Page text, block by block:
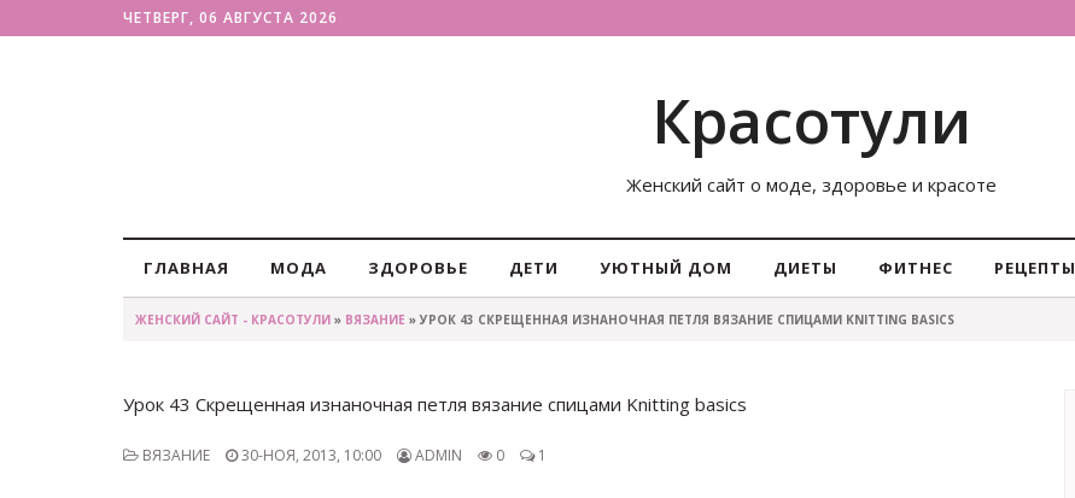
ЧЕТВЕРГ, 06 АВГУСТА 2026
Красотули
Женский сайт о моде, здоровье и красоте
ГЛАВНАЯ МОДА ЗДОРОВЬЕ ДЕТИ УЮТНЫЙ ДОМ ДИЕТЫ ФИТНЕС РЕЦЕПТЫ
ЖЕНСКИЙ САЙТ - КРАСОТУЛИ » ВЯЗАНИЕ » УРОК 43 СКРЕЩЕННАЯ ИЗНАНОЧНАЯ ПЕТЛЯ ВЯЗАНИЕ СПИЦАМИ KNITTING BASICS
Урок 43 Скрещенная изнаночная петля вязание спицами Knitting basics
ВЯЗАНИЕ 30-НОЯ, 2013, 10:00 ADMIN 0 1